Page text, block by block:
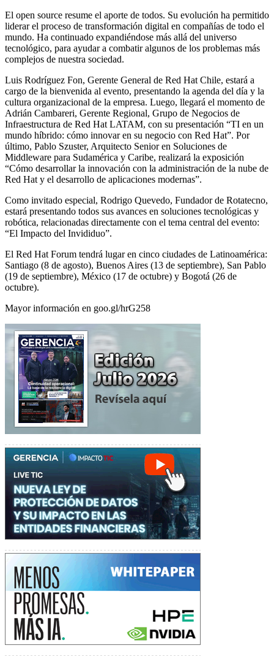
El open source resume el aporte de todos. Su evolución ha permitido
liderar el proceso de transformación digital en compañías de todo el
mundo. Ha continuado expandiéndose más allá del universo
tecnológico, para ayudar a combatir algunos de los problemas más
complejos de nuestra sociedad.
Luis Rodríguez Fon, Gerente General de Red Hat Chile, estará a
cargo de la bienvenida al evento, presentando la agenda del día y la
cultura organizacional de la empresa. Luego, llegará el momento de
Adrián Cambareri, Gerente Regional, Grupo de Negocios de
Infraestructura de Red Hat LATAM, con su presentación “TI en un
mundo híbrido: cómo innovar en su negocio con Red Hat”. Por
último, Pablo Szuster, Arquitecto Senior en Soluciones de
Middleware para Sudamérica y Caribe, realizará la exposición
“Cómo desarrollar la innovación con la administración de la nube de
Red Hat y el desarrollo de aplicaciones modernas”.
Como invitado especial, Rodrigo Quevedo, Fundador de Rotatecno,
estará presentando todos sus avances en soluciones tecnológicas y
robótica, relacionadas directamente con el tema central del evento:
“El Impacto del Invididuo”.
El Red Hat Forum tendrá lugar en cinco ciudades de Latinoamérica:
Santiago (8 de agosto), Buenos Aires (13 de septiembre), San Pablo
(19 de septiembre), México (17 de octubre) y Bogotá (26 de
octubre).
Mayor información en goo.gl/hrG258